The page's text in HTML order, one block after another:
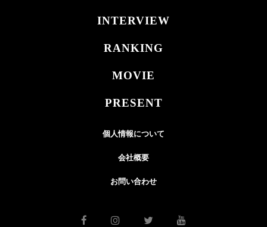
INTERVIEW
RANKING
MOVIE
PRESENT
個人情報について
会社概要
お問い合わせ